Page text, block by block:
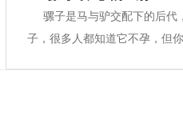
题。当然，两匹公马要争夺一
骡子是马与驴交配下的后代
子，很多人都知道它不孕，但